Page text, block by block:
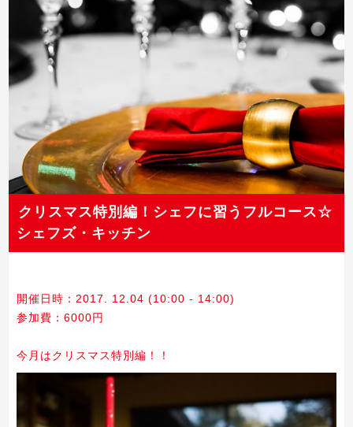
クリスマス特別編！シェフに習うフルコース☆
シェフズ・キッチン
開催日時：2017. 12.04 (10:00 - 14:00)
参加費：6000円
今月はクリスマス特別編！！